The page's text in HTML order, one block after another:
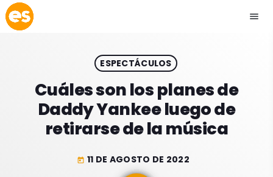
menu
EMISIÓN LA PAZ
EMISIÓN COCHABAMBA
ESPECTÁCULOS
Cuáles son los planes de
Daddy Yankee luego de
retirarse de la música
today 11 DE AGOSTO DE 2022